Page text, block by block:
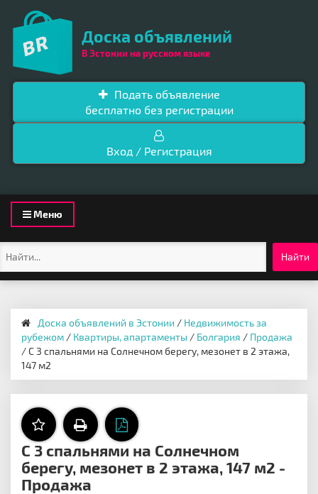
Доска объявлений
В Эстонии на русском языке
Подать объявление
бесплатно без регистрации
Вход / Регистрация
Toggle
navigation
Меню
Найти
Доска объявлений в Эстонии / Недвижимость за
рубежом / Квартиры, апартаменты / Болгария / Продажа
/ С 3 спальнями на Солнечном берегу, мезонет в 2 этажа,
147 м2
С 3 спальнями на Солнечном
берегу, мезонет в 2 этажа, 147 м2 -
Продажа